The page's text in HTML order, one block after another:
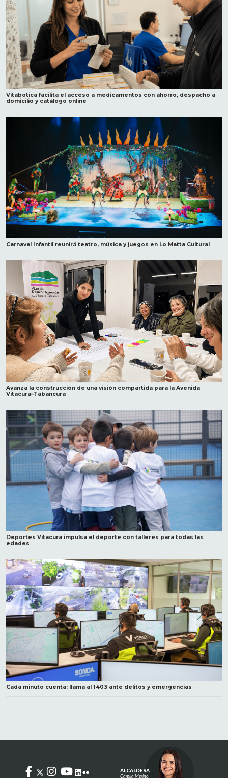
Vitabotica facilita el acceso a medicamentos con ahorro, despacho a
domicilio y catálogo online
Carnaval Infantil reunirá teatro, música y juegos en Lo Matta Cultural
Avanza la construcción de una visión compartida para la Avenida
Vitacura–Tabancura
Deportes Vitacura impulsa el deporte con talleres para todas las
edades
Cada minuto cuenta: llama al 1403 ante delitos y emergencias
ALCALDESA
Camila Merino